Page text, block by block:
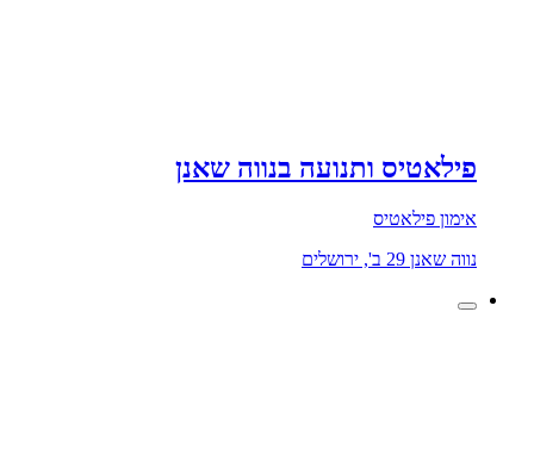
פילאטיס ותנועה בנווה שאנן
אימון פילאטיס
נווה שאנן 29 ב', ירושלים